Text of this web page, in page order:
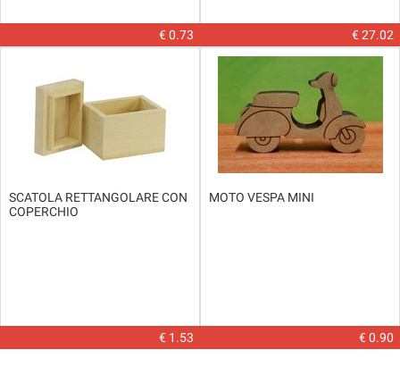
€ 0.73 € 27.02
SCATOLA RETTANGOLARE CON
COPERCHIO
€ 1.53
MOTO VESPA MINI
€ 0.90